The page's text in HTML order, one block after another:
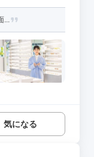
...
気になる